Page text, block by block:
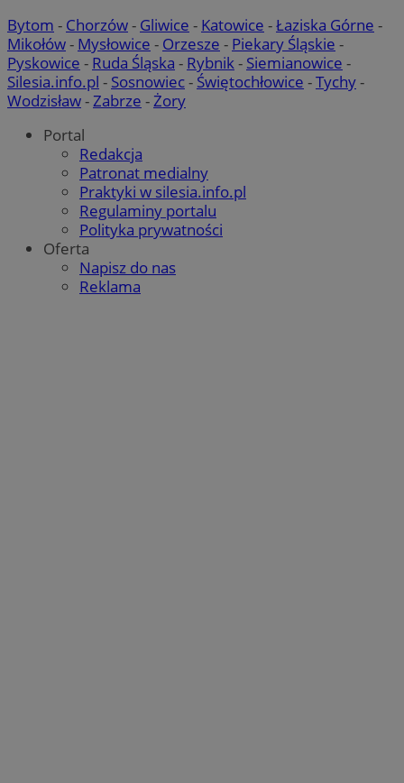
Bytom - Chorzów- Gliwice - Katowice -Łaziska Górne -
Mikołów- Mysłowice - Orzesze - Piekary Śląskie -
Pyskowice - Ruda Śląska - Rybnik- Siemianowice -
Silesia.info.pl - Sosnowiec- Świętochłowice -Tychy-
Wodzisław-Zabrze -Żory
Portal
Redakcja
Patronat medialny
Praktyki w silesia.info.pl
Regulaminy portalu
Polityka prywatności
Oferta
Napisz do nas
Reklama